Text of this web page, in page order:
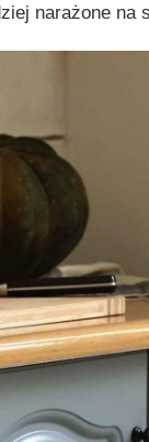
narażone na